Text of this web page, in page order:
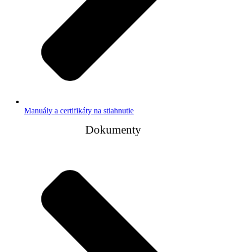
Manuály a certifikáty na stiahnutie
Dokumenty